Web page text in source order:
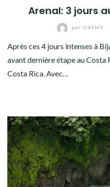
Arenal: 3 jours
par CATHY
Après ces 4 jours intenses à
avant dernière étape au Costa
Costa Rica. Avec…